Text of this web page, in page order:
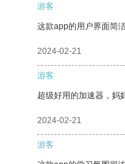
游客
这款app的用户界面简
2024-02-21
游客
超级好用的加速器，妈
2024-02-21
游客